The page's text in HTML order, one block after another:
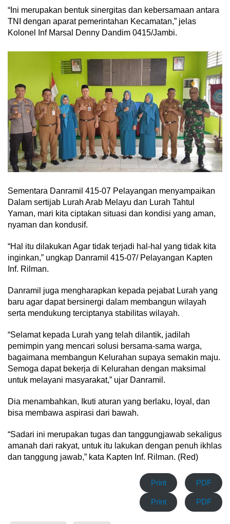
“Ini merupakan bentuk sinergitas dan kebersamaan antara
TNI dengan aparat pemerintahan Kecamatan,” jelas
Kolonel Inf Marsal Denny Dandim 0415/Jambi.
Sementara Danramil 415-07 Pelayangan menyampaikan
Dalam sertijab Lurah Arab Melayu dan Lurah Tahtul
Yaman, mari kita ciptakan situasi dan kondisi yang aman,
nyaman dan kondusif.
“Hal itu dilakukan Agar tidak terjadi hal-hal yang tidak kita
inginkan,” ungkap Danramil 415-07/ Pelayangan Kapten
Inf. Rilman.
Danramil juga mengharapkan kepada pejabat Lurah yang
baru agar dapat bersinergi dalam membangun wilayah
serta mendukung terciptanya stabilitas wilayah.
“Selamat kepada Lurah yang telah dilantik, jadilah
pemimpin yang mencari solusi bersama-sama warga,
bagaimana membangun Kelurahan supaya semakin maju.
Semoga dapat bekerja di Kelurahan dengan maksimal
untuk melayani masyarakat,” ujar Danramil.
Dia menambahkan, Ikuti aturan yang berlaku, loyal, dan
bisa membawa aspirasi dari bawah.
“Sadari ini merupakan tugas dan tanggungjawab sekaligus
amanah dari rakyat, untuk itu lakukan dengan penuh ikhlas
dan tanggung jawab,” kata Kapten Inf. Rilman. (Red)
Print PDF
Print PDF